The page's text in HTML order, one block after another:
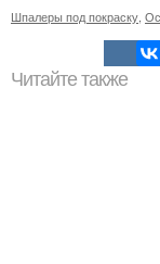
Шпалеры под покраску
Читайте также